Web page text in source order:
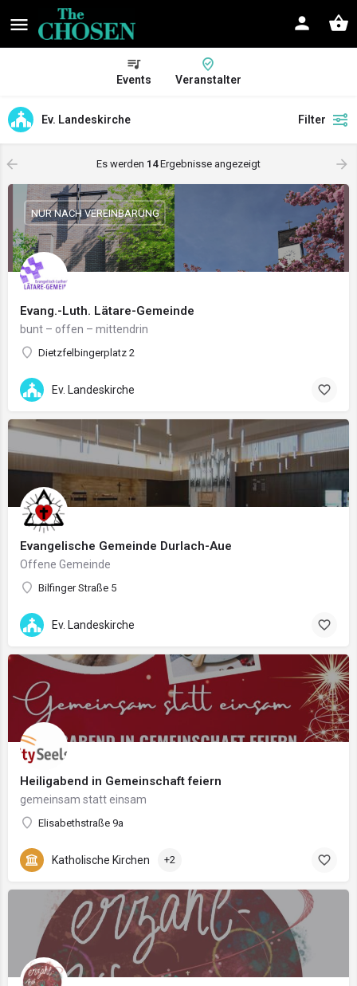
Events Veranstalter
Ev. Landeskirche Filter
Es werden 14Ergebnisse angezeigt
Evang.-Luth. Lätare-Gemeinde
bunt – offen – mittendrin
Dietzfelbingerplatz 2
NUR NACH VEREINBARUNG
Ev. Landeskirche
Evangelische Gemeinde Durlach-Aue
Offene Gemeinde
Bilfinger Straße 5
Ev. Landeskirche
Heiligabend in Gemeinschaft feiern
gemeinsam statt einsam
Elisabethstraße 9a
Katholische Kirchen +2